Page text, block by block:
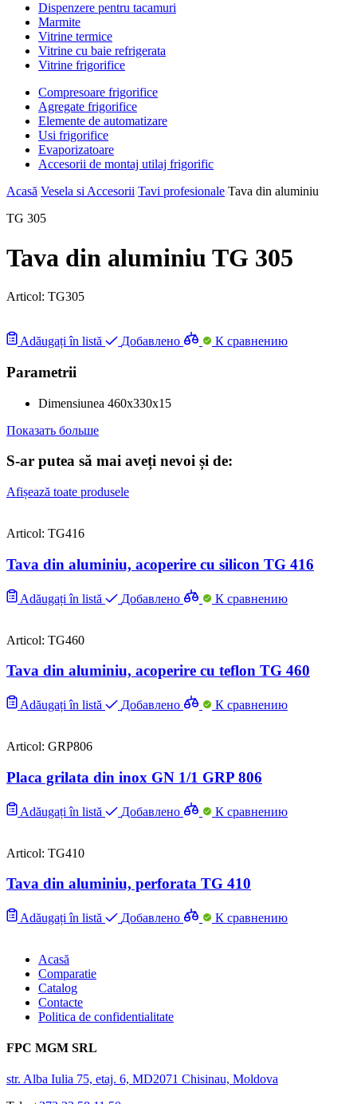
Dispenzere pentru tacamuri
Marmite
Vitrine termice
Vitrine cu baie refrigerata
Vitrine frigorifice
Compresoare frigorifice
Agregate frigorifice
Elemente de automatizare
Usi frigorifice
Evaporizatoare
Accesorii de montaj utilaj frigorific
Acasă Vesela si Accesorii Tavi profesionale Tava din aluminiu
TG 305
Tava din aluminiu TG 305
Articol: TG305
Adăugați în listă Добавлено К сравнению
Parametrii
Dimensiunea 460x330x15
Показать больше
S-ar putea să mai aveți nevoi și de:
Afișează toate produsele
Articol: TG416
Tava din aluminiu, acoperire cu silicon TG 416
Adăugați în listă Добавлено К сравнению
Articol: TG460
Tava din aluminiu, acoperire cu teflon TG 460
Adăugați în listă Добавлено К сравнению
Articol: GRP806
Placa grilata din inox GN 1/1 GRP 806
Adăugați în listă Добавлено К сравнению
Articol: TG410
Tava din aluminiu, perforata TG 410
Adăugați în listă Добавлено К сравнению
Acasă
Comparatie
Catalog
Contacte
Politica de confidentialitate
FPC MGM SRL
str. Alba Iulia 75, etaj. 6, MD2071 Chisinau, Moldova